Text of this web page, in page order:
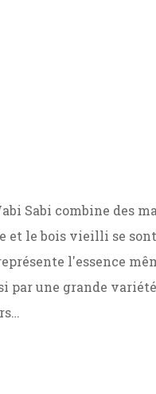
Sabi combine des
et le bois vieilli se
l'essence
par une grande